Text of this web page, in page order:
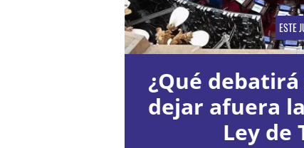
ESTE
¿Qué
dejar afuera
Ley de